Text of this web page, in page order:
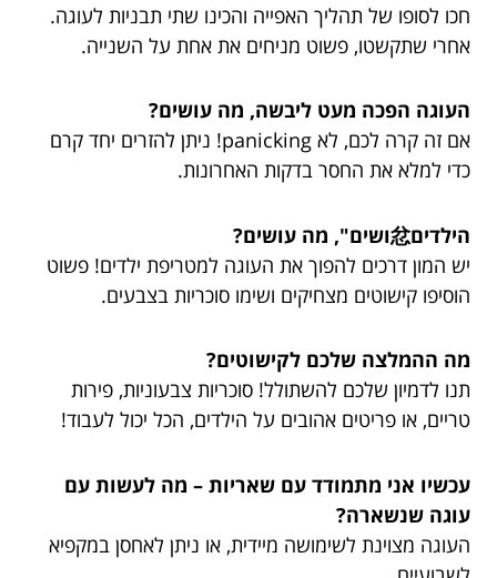
חכו לסופו של תהליך האפייה והכינו שתי תבניות לעוגה.
אחרי שתקשטו, פשוט מניחים את אחת על השנייה.
העוגה הפכה מעט ליבשה, מה עושים?
אם זה קרה לכם, לא panicking! ניתן להזרים יחד קרם
כדי למלא את החסר בדקות האחרונות.
הילדים忿ושים", מה עושים?
יש המון דרכים להפוך את העוגה למטריפת ילדים! פשוט
הוסיפו קישוטים מצחיקים ושימו סוכריות בצבעים.
מה ההמלצה שלכם לקישוטים?
תנו לדמיון שלכם להשתולל! סוכריות צבעוניות, פירות
טריים, או פריטים אהובים על הילדים, הכל יכול לעבוד!
עכשיו אני מתמודד עם שאריות – מה לעשות עם
עוגה שנשארה?
העוגה מצוינת לשימושה מיידית, או ניתן לאחסן במקפיא